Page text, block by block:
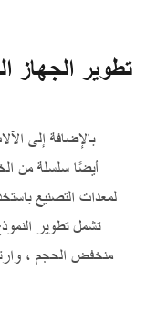
تطوير الجهاز
بالإضافة إلى
لمعدات التصنيع
تشمل تطوير